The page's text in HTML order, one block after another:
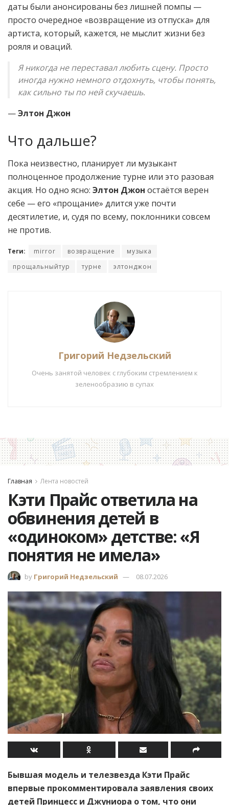
даты были анонсированы без лишней помпы —
просто очередное «возвращение из отпуска» для
артиста, который, кажется, не мыслит жизни без
рояля и оваций.
Я никогда не переставал любить сцену. Просто
иногда нужно немного отдохнуть, чтобы понять,
как сильно ты по ней скучаешь.
—Элтон Джон
Что дальше?
Пока неизвестно, планирует ли музыкант
полноценное продолжение турне или это разовая
акция. Но одно ясно: Элтон Джон остаётся верен
себе — его «прощание» длится уже почти
десятилетие, и, судя по всему, поклонники совсем
не против.
Теги: mirror возвращение
музыка
прощальныйтур
турне элтонджон
Григорий Недзельский
Очень занятой человек с глубоким стремлением к
зеленообразию в супах
Главная Лента новостей
Кэти Прайс ответила на
обвинения детей в
«одиноком» детстве: «Я
понятия не имела»
by Григорий Недзельский 08.07.2026
Бывшая модель и телезвезда Кэти Прайс
впервые прокомментировала заявления своих
детей Принцесс и Джуниора о том, что они